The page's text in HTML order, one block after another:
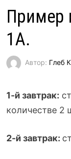
Пример
1А.
Автор: Глеб
1-й завтрак:
количестве 2
2-й завтрак: